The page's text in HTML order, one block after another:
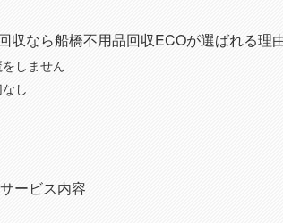
収なら船橋不用品回収ECOが選ばれる理
しません
し
ービス内容